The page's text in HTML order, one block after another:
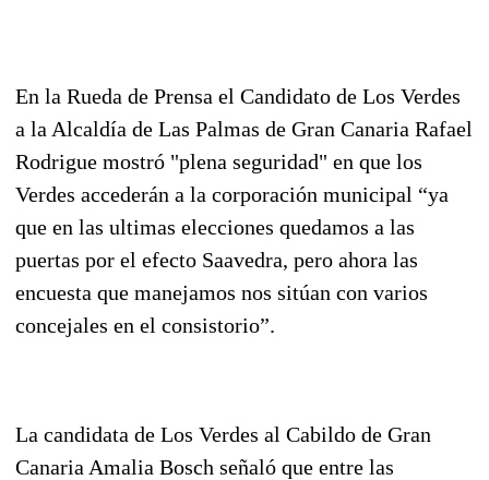
En la Rueda de Prensa el Candidato de Los Verdes
a la Alcaldía de Las Palmas de Gran Canaria Rafael
Rodrigue mostró "plena seguridad" en que los
Verdes accederán a la corporación municipal “ya
que en las ultimas elecciones quedamos a las
puertas por el efecto Saavedra, pero ahora las
encuesta que manejamos nos sitúan con varios
concejales en el consistorio”.
La candidata de Los Verdes al Cabildo de Gran
Canaria Amalia Bosch señaló que entre las